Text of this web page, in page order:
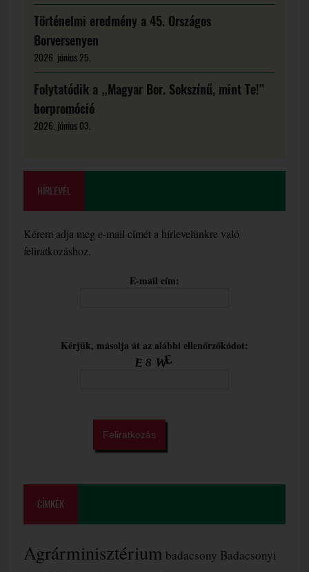
Történelmi eredmény a 45. Országos
Borversenyen
2026. június 25.
Folytatódik a „Magyar Bor. Sokszínű, mint Te!”
borpromóció
2026. június 03.
HÍRLEVÉL
Kérem adja meg e-mail címét a hírlevelünkre való
feliratkozáshoz.
E-mail cím:
Kérjük, másolja át az alábbi ellenőrzőkódot:
CÍMKÉK
Agrárminisztérium badacsony Badacsonyi